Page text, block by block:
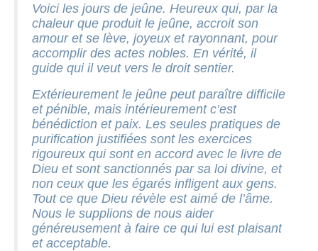
Voici les jours de jeûne. Heureux qui, par la
chaleur que produit le jeûne, accroit son
amour et se lève, joyeux et rayonnant, pour
accomplir des actes nobles. En vérité, il
guide qui il veut vers le droit sentier.
Extérieurement le jeûne peut paraître difficile
et pénible, mais intérieurement c’est
bénédiction et paix. Les seules pratiques de
purification justifiées sont les exercices
rigoureux qui sont en accord avec le livre de
Dieu et sont sanctionnés par sa loi divine, et
non ceux que les égarés infligent aux gens.
Tout ce que Dieu révèle est aimé de l’âme.
Nous le supplions de nous aider
généreusement à faire ce qui lui est plaisant
et acceptable.